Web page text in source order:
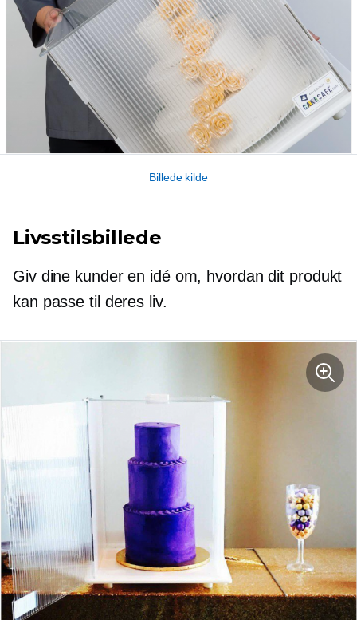
Billede kilde
Livsstilsbillede
Giv dine kunder en idé om, hvordan dit produkt
kan passe til deres liv.